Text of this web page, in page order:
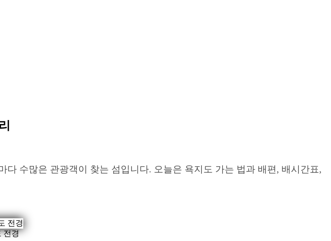
수많은 관광객이 찾는 섬입니다. 오늘은 욕지도 가는 법과 배편, 배시간표,
전경